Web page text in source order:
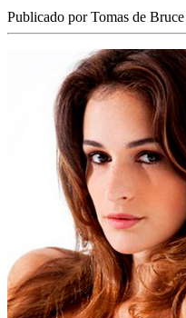
Publicado porTomas de Bruce